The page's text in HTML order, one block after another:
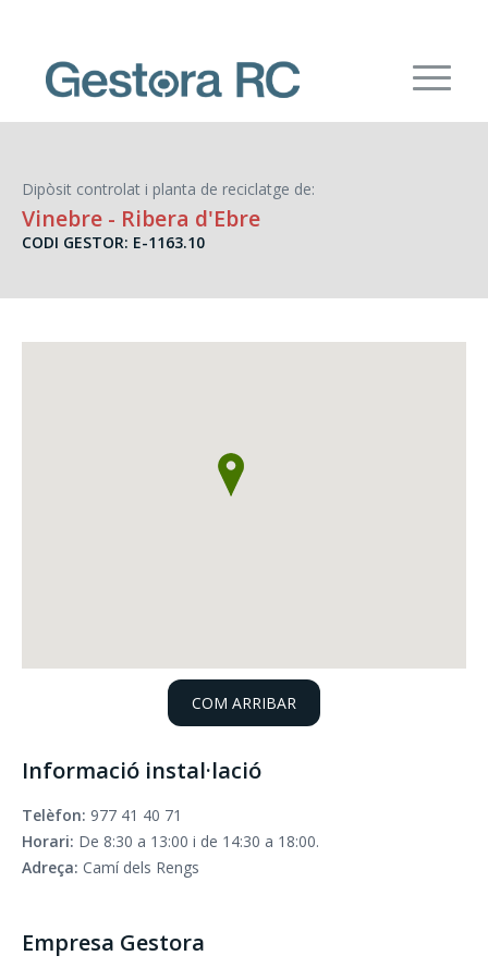
Dipòsit controlat i planta de reciclatge de:
Vinebre - Ribera d'Ebre
CODI GESTOR: E-1163.10
COM ARRIBAR
Informació instal·lació
Telèfon: 977 41 40 71
Horari: De 8:30 a 13:00 i de 14:30 a 18:00.
Adreça: Camí dels Rengs
Empresa Gestora